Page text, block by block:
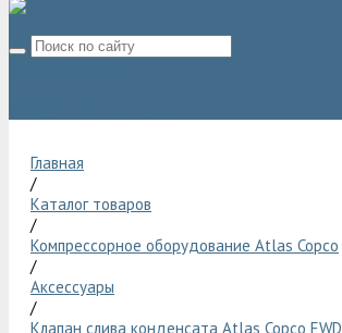
Главная
/
Каталог товаров
/
Компрессорное оборудование Atlas Copco
/
Аксессуары
/
Клапан слива конденсата Atlas Copco EWD